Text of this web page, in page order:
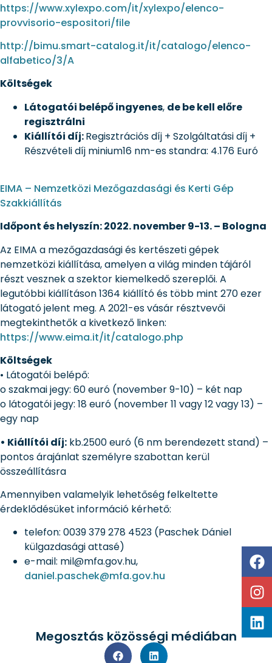
https://www.xylexpo.com/it/xylexpo/elenco-
provvisorio-espositori/file
http://bimu.smart-catalog.it/it/catalogo/elenco-
alfabetico/3/A
Költségek
Látogatói belépő ingyenes, de be kell előre
regisztrálni
Kiállítói díj:Regisztrációs díj + Szolgáltatási díj +
Részvételi díj minium16 nm-es standra: 4.176 Euró
EIMA – Nemzetközi Mezőgazdasági és Kerti Gép
Szakkiállítás
Időpont és helyszín: 2022. november 9-13. – Bologna
Az EIMA a mezőgazdasági és kertészeti gépek
nemzetközi kiállítása, amelyen a világ minden tájáról
részt vesznek a szektor kiemelkedő szereplői. A
legutóbbi kiállításon 1364 kiállító és több mint 270 ezer
látogató jelent meg. A 2021-es vásár résztvevői
megtekinthetők a kivetkező linken:
https://www.eima.it/it/catalogo.php
Költségek
• Látogatói belépő:
o szakmai jegy: 60 euró (november 9-10) – két nap
o látogatói jegy: 18 euró (november 11 vagy 12 vagy 13) –
egy nap
• Kiállítói díj: kb.2500 euró (6 nm berendezett stand) –
pontos árajánlat személyre szabottan kerül
összeállításra
Amennyiben valamelyik lehetőség felkeltette
érdeklődésüket információ kérhető:
telefon: 0039 379 278 4523 (Paschek Dániel
külgazdasági attasé)
e-mail: mil@mfa.gov.hu,
daniel.paschek@mfa.gov.hu
Megosztás közösségi médiában